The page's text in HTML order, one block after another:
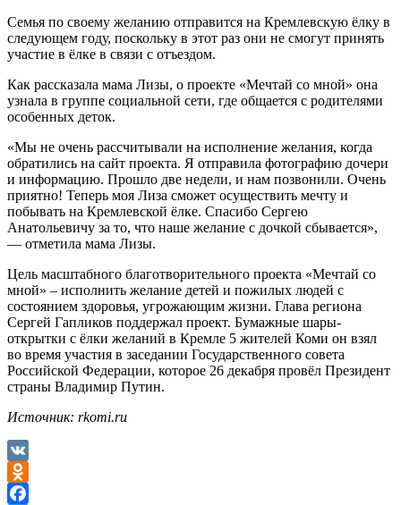
Семья по своему желанию отправится на Кремлевскую ёлку в
следующем году, поскольку в этот раз они не смогут принять
участие в ёлке в связи с отъездом.
Как рассказала мама Лизы, о проекте «Мечтай со мной» она
узнала в группе социальной сети, где общается с родителями
особенных деток.
«Мы не очень рассчитывали на исполнение желания, когда
обратились на сайт проекта. Я отправила фотографию дочери
и информацию. Прошло две недели, и нам позвонили. Очень
приятно! Теперь моя Лиза сможет осуществить мечту и
побывать на Кремлевской ёлке. Спасибо Сергею
Анатольевичу за то, что наше желание с дочкой сбывается»,
— отметила мама Лизы.
Цель масштабного благотворительного проекта «Мечтай со
мной» – исполнить желание детей и пожилых людей с
состоянием здоровья, угрожающим жизни. Глава региона
Сергей Гапликов поддержал проект. Бумажные шары-
открытки с ёлки желаний в Кремле 5 жителей Коми он взял
во время участия в заседании Государственного совета
Российской Федерации, которое 26 декабря провёл Президент
страны Владимир Путин.
Источник: rkomi.ru
VK
Odnoklassniki